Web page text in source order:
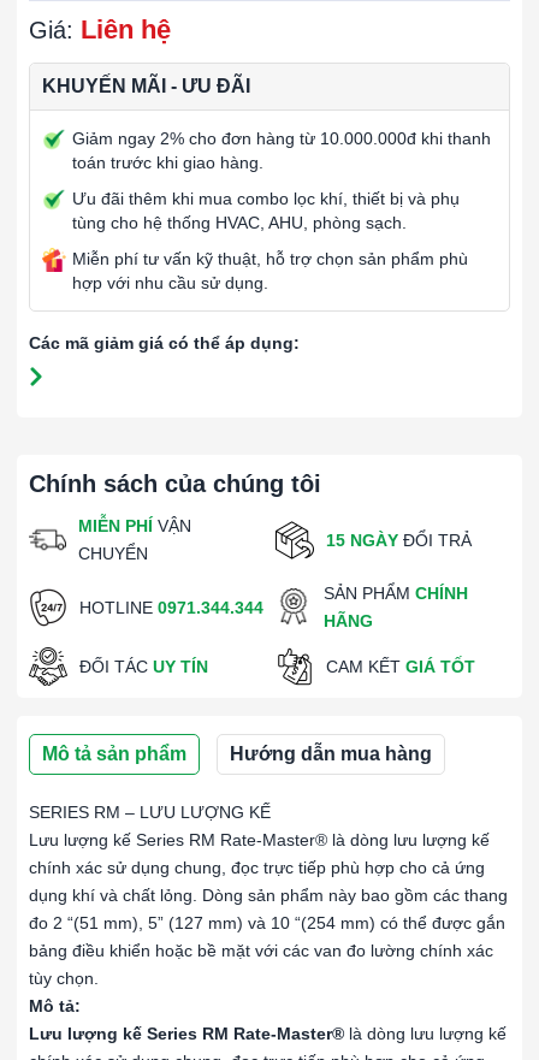
Chính sách của chúng tôi
MIỄN PHÍ VẬN
CHUYỂN
15 NGÀY ĐỔI TRẢ
HOTLINE 0971.344.344
SẢN PHẨMCHÍNH
HÃNG
ĐỐI TÁC UY TÍN CAM KẾT GIÁ TỐT
Mô tả sản phẩm Hướng dẫn mua hàng
SERIES RM – LƯU LƯỢNG KẾ
Lưu lượng kế Series RM Rate-Master® là dòng lưu lượng kế
chính xác sử dụng chung, đọc trực tiếp phù hợp cho cả ứng
dụng khí và chất lỏng. Dòng sản phẩm này bao gồm các thang
đo 2 “(51 mm), 5” (127 mm) và 10 “(254 mm) có thể được gắn
bảng điều khiển hoặc bề mặt với các van đo lường chính xác
tùy chọn.
Mô tả:
Lưu lượng kế Series RM Rate-Master® là dòng lưu lượng kế
Giá: Liên hệ
KHUYẾN MÃI - ƯU ĐÃI
Giảm ngay 2% cho đơn hàng từ 10.000.000đ khi thanh
toán trước khi giao hàng.
Ưu đãi thêm khi mua combo lọc khí, thiết bị và phụ
tùng cho hệ thống HVAC, AHU, phòng sạch.
Miễn phí tư vấn kỹ thuật, hỗ trợ chọn sản phẩm phù
hợp với nhu cầu sử dụng.
Các mã giảm giá có thể áp dụng: